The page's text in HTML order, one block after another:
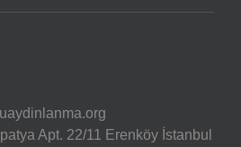
Apt. 22/11 Erenköy İstanbul